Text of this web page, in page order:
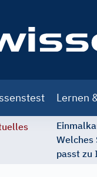
Lernen
Welches
passt zu